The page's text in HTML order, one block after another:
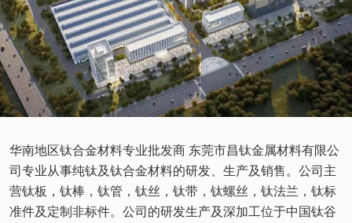
华南地区钛合金材料专业批发商 东莞市昌钛金属材料有限公
司专业从事纯钛及钛合金材料的研发、生产及销售。公司主
营钛板，钛棒，钛管，钛丝，钛带，钛螺丝，钛法兰，钛标
准件及定制非标件。公司的研发生产及深加工位于中国钛谷